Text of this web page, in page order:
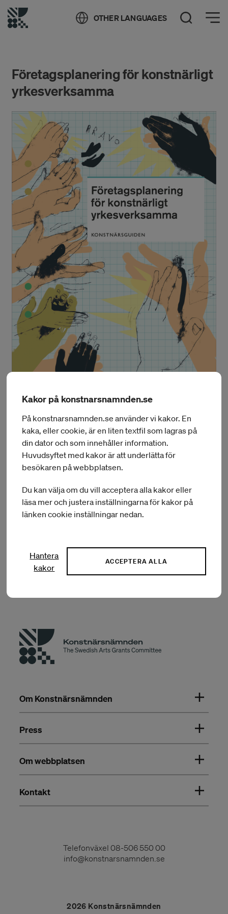
OTHER LANGUAGES Öppna sök
Öppna meny
Företagsplanering för konstnärligt
yrkesverksamma
Handbok
Konstnärsnämnden har i uppdrag att bevaka och informera
om skatte- och trygghetssystemens funktion i relation till
till yrkesverksamma konstnärer med vägledande
information i olika frågor. Handböckerna är en del av vår
information till konstnärer genom Konstnärsguiden.
Läs handboken här
Om Konstnärsnämnden
Press
Om webbplatsen
Kontakt
Telefonväxel 08-506 550 00
info@konstnarsnamnden.se
2026 Konstnärsnämnden
Kakor på konstnarsnamnden.se
På konstnarsnamnden.se använder vi kakor. En
kaka, eller cookie, är en liten textfil som lagras på
din dator och som innehåller information.
Huvudsyftet med kakor är att underlätta för
besökaren på webbplatsen.
Du kan välja om du vill acceptera alla kakor eller
läsa mer och justera inställningarna för kakor på
länken cookie inställningar nedan.
Hantera
kakor
ACCEPTERA ALLA